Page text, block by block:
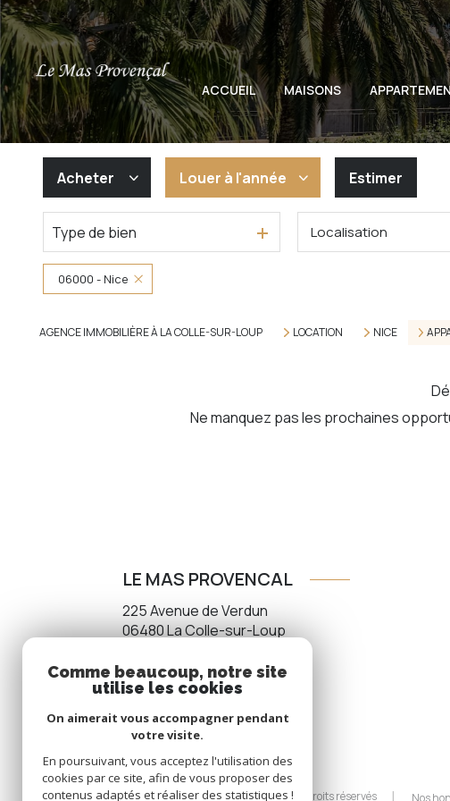
ACCUEIL MAISONS
Acheter
De l'ancien
De l'immo pro
Louer à l'année
à l'année
Estimer
Type de bien Localisation
06000 - Nice
AGENCE IMMOBILIÈRE À LA COLLE-SUR-LOUP LOCATION NICE
Ne manquez pas les prochaines
LE MAS PROVENCAL
225 Avenue de Verdun
06480La Colle-sur-Loup
04 93 32 86 18
info@lemasprovencal.net
© 2026 | Tous droits réservés Nos
Comme beaucoup, notre site
utilise les cookies
On aimerait vous accompagner pendant
votre visite.
En poursuivant, vous acceptez l'utilisation des
cookies par ce site, afin de vous proposer des
contenus adaptés et réaliser des statistiques !